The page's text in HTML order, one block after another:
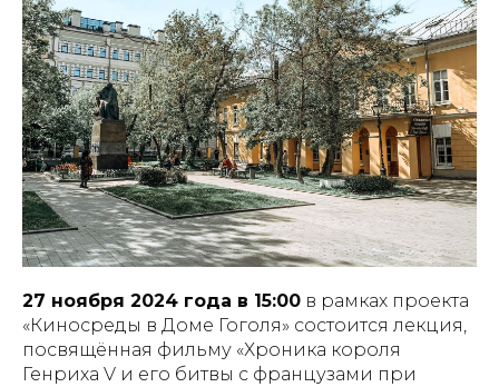
27 ноября 2024 года в 15:00 в рамках проекта
«Киносреды в Доме Гоголя» состоится лекция,
посвящённая фильму «Хроника короля
Генриха V и его битвы с французами при